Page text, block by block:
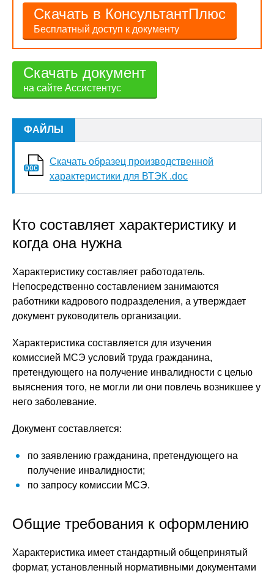
Скачать в КонсультантПлюс
Бесплатный доступ к документу
Скачать документ
на сайте Ассистентус
ФАЙЛЫ
Скачать образец производственной
характеристики для ВТЭК .doc
Кто составляет характеристику и
когда она нужна
Характеристику составляет работодатель.
Непосредственно составлением занимаются
работники кадрового подразделения, а утверждает
документ руководитель организации.
Характеристика составляется для изучения
комиссией МСЭ условий труда гражданина,
претендующего на получение инвалидности с целью
выяснения того, не могли ли они повлечь возникшее у
него заболевание.
Документ составляется:
по заявлению гражданина, претендующего на
получение инвалидности;
по запросу комиссии МСЭ.
Общие требования к оформлению
Характеристика имеет стандартный общепринятый
формат, установленный нормативными документами